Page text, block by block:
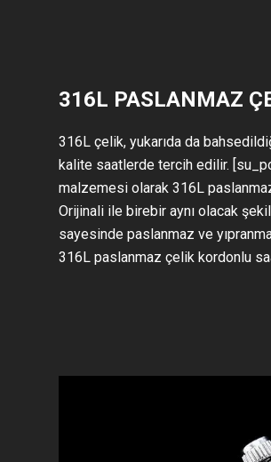
316L PASLANMAZ
316L çelik, yukarıda da
kalite saatlerde tercih edilir.
malzemesi olarak 316L
Orijinali ile birebir aynı olacak
sayesinde paslanmaz ve
316L paslanmaz çelik kordonlu